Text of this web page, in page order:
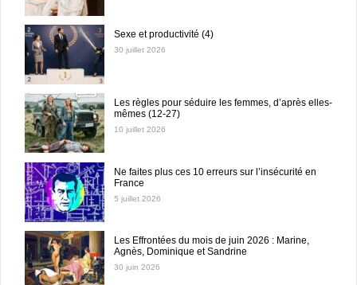
Sexe et productivité (4)
30 juillet 2026
Les règles pour séduire les femmes, d’après elles-
mêmes (12-27)
10 juillet 2026
Ne faites plus ces 10 erreurs sur l’insécurité en
France
5 juillet 2026
Les Effrontées du mois de juin 2026 : Marine,
Agnès, Dominique et Sandrine
30 juin 2026